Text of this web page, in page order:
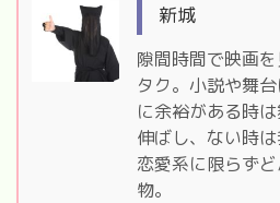
新城
隙間時間で映画
タク。小説や舞
に余裕がある時
伸ばし、ない時は
恋愛系に限らず
物。